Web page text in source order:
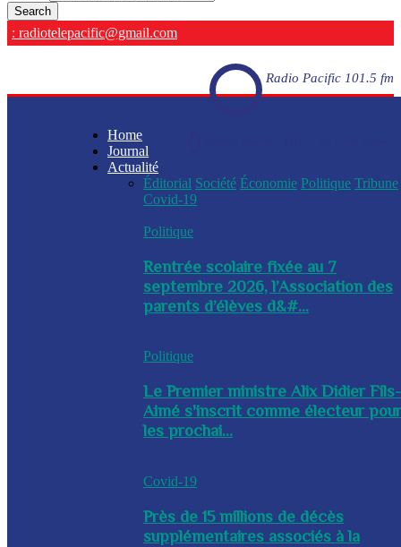
: radiotelepacific@gmail.com
Radio Pacific 101.5 fm
Home
Journal
Actualité
Éditorial Société Économie Politique Tribune
Covid-19
Politique
Rentrée scolaire fixée au 7
septembre 2026, l’Association des
parents d’élèves d&#...
Politique
Le Premier ministre Alix Didier Fils-
Aimé s'inscrit comme électeur
les prochai...
Covid-19
Près de 15 millions de décès
supplémentaires associés à la